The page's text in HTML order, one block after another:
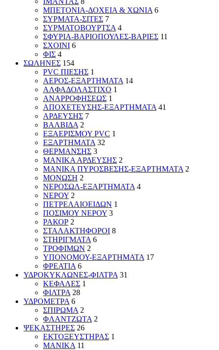
ΜΠΕΤΟΝΙΑ-ΔΟΧΕΙΑ & ΧΩΝΙΑ 6
ΣΥΡΜΑΤΑ-ΣΙΤΕΣ 7
ΣΥΡΜΑΤΟΒΟΥΡΤΣΑ 4
ΣΦΥΡΙΑ-ΒΑΡΙΟΠΟΥΛΕΣ-ΒΑΡΙΕΣ 11
ΣΧΟΙΝΙ 6
ΦΙΣ 4
ΣΩΛΗΝΕΣ 154
PVC ΠΙΕΣΗΣ 1
ΑΕΡΟΣ-ΕΞΑΡΤΗΜΑΤΑ 14
ΑΛΦΑΔΟΛΑΣΤΙΧΟ 1
ΑΝΑΡΡΟΦΗΣΕΩΣ 1
ΑΠΟΧΕΤΕΥΣΗΣ-ΕΞΑΡΤΗΜΑΤΑ 41
ΑΡΔΕΥΣΗΣ 7
ΒΑΛΒΙΔΑ 2
ΕΞΑΕΡΙΣΜΟΥ PVC 1
ΕΞΑΡΤΗΜΑΤΑ 32
ΘΕΡΜΑΝΣΗΣ 3
ΜΑΝΙΚΑ ΑΡΔΕΥΣΗΣ 2
ΜΑΝΙΚΑ ΠΥΡΟΣΒΕΣΗΣ-ΕΞΑΡΤΗΜΑΤΑ 2
ΜΟΝΩΣΗ 2
ΝΕΡΟΣΩΛ-ΕΞΑΡΤΗΜΑΤΑ 4
ΝΕΡΟΥ 2
ΠΕΤΡΕΛΑΙΟΕΙΔΩΝ 1
ΠΟΣΙΜΟΥ ΝΕΡΟΥ 3
ΡΑΚΟΡ 2
ΣΤΑΛΑΚΤΗΦΟΡΟΙ 8
ΣΤΗΡΙΓΜΑΤΑ 6
ΤΡΟΦΙΜΩΝ 2
ΥΠΟΝΟΜΟΥ-ΕΞΑΡΤΗΜΑΤΑ 17
ΦΡΕΑΤΙΑ 6
ΥΔΡΟΚΥΚΛΩΝΕΣ-ΦΙΛΤΡΑ 31
ΚΕΦΑΛΕΣ 1
ΦΙΛΤΡΑ 28
ΥΔΡΟΜΕΤΡΑ 6
ΣΠΙΡΩΜΑ 2
ΦΛΑΝΤΖΩΤΑ 2
ΨΕΚΑΣΤΗΡΕΣ 26
ΕΚΤΟΞΕΥΣΤΗΡΑΣ 1
ΜΑΝΙΚΑ 11